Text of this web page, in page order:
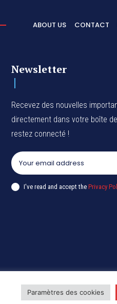
ABOUT US CONTACT
Newsletter
Recevez des nouvelles
directement dans votre boîte
restez connecté !
I've read and accept thePrivacy
Paramètres des cookies